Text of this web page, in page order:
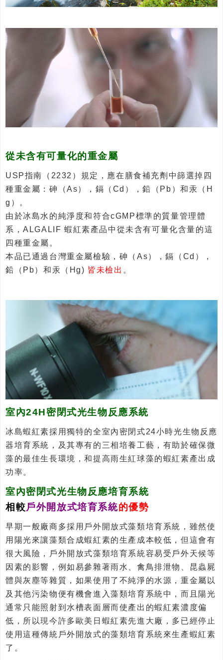
從未含有可量化的重金屬
USP指南（2232）規定，應在膳食補充劑中篩選掉四
種重金屬：砷（As），鎘（Cd），鉛（Pb）和汞（H
g）。
由於冰島水的純淨度和符合cGMP標準的質量管理體
系，ALGALIF 蝦紅素產品中從未含有可量化含量的這
四種重金屬。
本品已通過台灣重金屬檢驗，砷（As），鎘（Cd），
鉛（Pb）和汞（Hg) 皆未檢出 。
室內24H密閉式光生物反應系統
冰島蝦紅素採用獨特的全室內密閉式24小時光生物反應
器培育系統，及其專有的三相培養工藝，有助於確保微
藻的最佳生長環境，和提高雨生紅球藻的蝦紅素產出成
功率。
室內密閉式光生物反應培育系統
相較戶外開放式培育系統的優勢
早期一般廠商多採用戶外開放式藻類培育系統，雖然使
用陽光來讓藻類合成蝦紅素的生產成本較低，但這會有
很大風險，戶外開放式藻類培育系統容易受戶外天候等
因素的影響，例如易參雜著雨水、禽鳥排泄物、昆蟲屍
體與灰塵等雜質，如果使用了不純淨的水源，重金屬以
及其他污染物便有機會進入藻類培育系統中，而且陽光
通常只能照射到水槽表面層而使產出的蝦紅素濃度偏
低，所以現今許多歐美日蝦紅素先進大廠，多已經停止
使用這種傳統戶外開放式的藻類培育系統來生產蝦紅素
了。